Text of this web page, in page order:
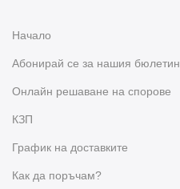
Начало
Абонирай се за нашия бюлетин
Oнлайн решаване на спорове
КЗП
График на доставките
Как да поръчам?